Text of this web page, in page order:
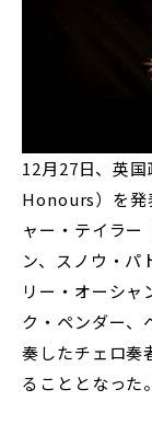
12月27日、英
Honours）を発
ャー・テイラー
ン、スノウ・パ
リー・オーシャ
ク・ペンダー、
奏したチェロ
ることとなった。